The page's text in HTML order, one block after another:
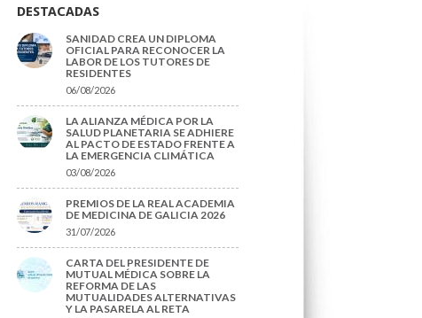
DESTACADAS
SANIDAD CREA UN DIPLOMA
OFICIAL PARA RECONOCER LA
LABOR DE LOS TUTORES DE
RESIDENTES
06/08/2026
LA ALIANZA MÉDICA POR LA
SALUD PLANETARIA SE ADHIERE
AL PACTO DE ESTADO FRENTE A
LA EMERGENCIA CLIMÁTICA
03/08/2026
PREMIOS DE LA REAL ACADEMIA
DE MEDICINA DE GALICIA 2026
31/07/2026
CARTA DEL PRESIDENTE DE
MUTUAL MÉDICA SOBRE LA
REFORMA DE LAS
MUTUALIDADES ALTERNATIVAS
Y LA PASARELA AL RETA